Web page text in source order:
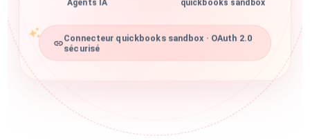
Agents IA quickbooks sandbox
Connecteur quickbooks sandbox · OAuth 2.0
sécurisé